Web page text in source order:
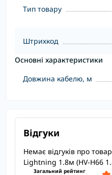
Тип товару
Штрихкод
Основні характеристики
Довжина кабелю, м
Відгуки
Немає відгуків про
Lightning 1.8м (HV-H66
Загальний рейтинг